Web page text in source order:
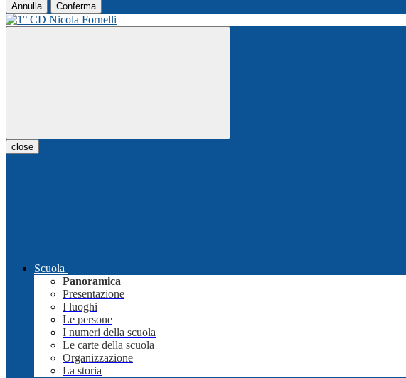
Annulla Conferma
close
Scuola
Panoramica
Presentazione
I luoghi
Le persone
I numeri della scuola
Le carte della scuola
Organizzazione
La storia